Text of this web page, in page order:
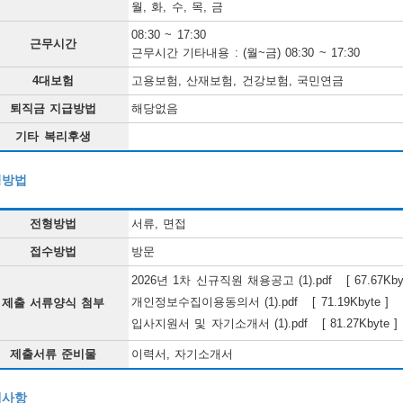
월, 화, 수, 목, 금
근무시간
08:30 ~ 17:30
근무시간 기타내용 : (월~금) 08:30 ~ 17:30
4대보험 고용보험, 산재보험, 건강보험, 국민연금
퇴직금 지급방법 해당없음
기타 복리후생
법
전형방법 서류, 면접
접수방법 방문
제출 서류양식 첨부
2026년 1차 신규직원 채용공고 (1).pdf [
개인정보수집이용동의서 (1).pdf [ 71.19Kbyte ]
입사지원서 및 자기소개서 (1).pdf [ 81.27Kbyte
제출서류 준비물 이력서, 자기소개서
항